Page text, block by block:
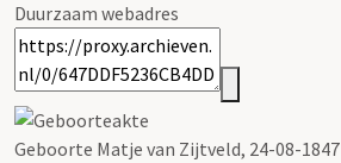
Duurzaam webadres
Geboorte Matje van Zijtveld, 24-08-1847